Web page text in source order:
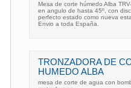
Mesa de corte húmedo Alba
en angulo de hasta 45º, con
perfecto estado como nueva
Envio a toda España.
TRONZADORA DE
HUMEDO ALBA
mesa de corte de agua con